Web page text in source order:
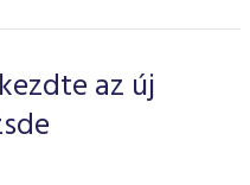
az új